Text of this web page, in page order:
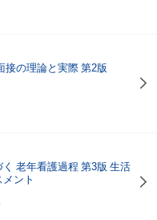
接の理論と実際 第2版
老年看護過程 第3版 生活
ント